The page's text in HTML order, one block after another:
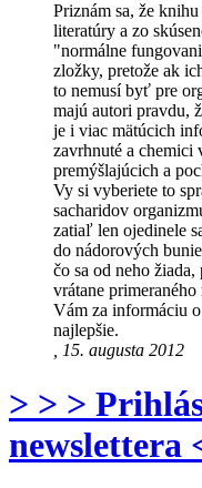
Priznám sa, že
literatúry a zo
"normálne
zložky, pretože ak
to nemusí byť pre
majú autori pravdu,
je i viac mätúcich
zavrhnuté a
premýšlajúcich a
Vy si vyberiete to
sacharidov
zatiaľ len ojedinele
do nádorových
čo sa od neho
vrátane
Vám za informáciu
najlepšie.
, 15. augusta 2012
> > >
newslettera